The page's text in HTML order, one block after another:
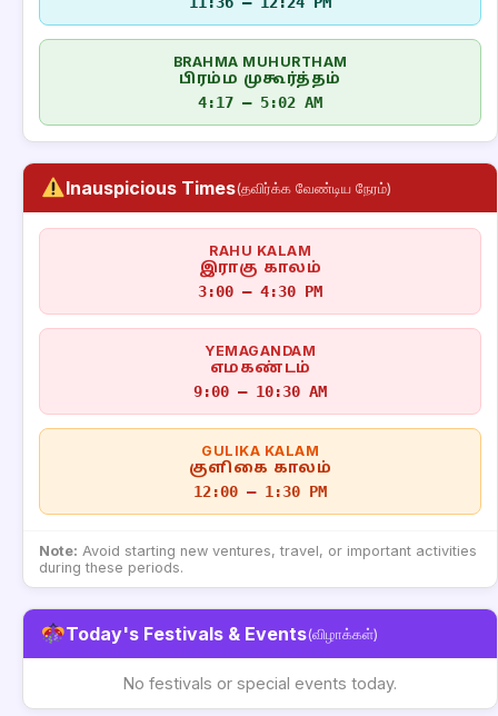
BRAHMA MUHURTHAM
பிரம்ம முகூர்த்தம்
4:17 – 5:02 AM
Inauspicious Times(தவிர்க்க வேண்டிய நேரம்)
RAHU KALAM
இராகு காலம்
3:00 – 4:30 PM
YEMAGANDAM
எமகண்டம்
9:00 – 10:30 AM
GULIKA KALAM
குளிகை காலம்
12:00 – 1:30 PM
Note: Avoid starting new ventures, travel, or important activities
during these periods.
Today's Festivals & Events(விழாக்கள்)
No festivals or special events today.